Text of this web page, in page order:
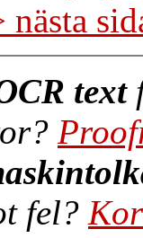
nästa
text
fel?